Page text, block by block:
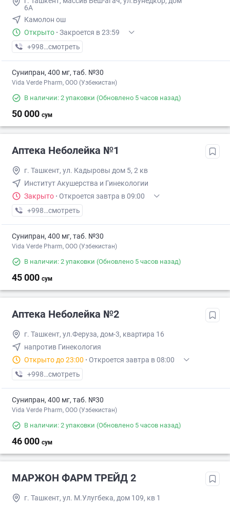
6А
Камолон ош
Открыто · Закроется в 23:59
+998 (71) XXX-XX-XX
смотреть
Сунипран, 400 мг, таб. №30
Vida Verde Pharm, ООО (Узбекистан)
В наличии: 2 упаковки (Обновлено 5 часов назад)
50 000 сум
Аптека Неболейка №1
г. Ташкент, ул. Кадыровы дом 5, 2 кв
Институт Акушерства и Гинекологии
Закрыто · Откроется завтра в 09:00
+998 (71) XXX-XX-XX
смотреть
Сунипран, 400 мг, таб. №30
Vida Verde Pharm, ООО (Узбекистан)
В наличии: 2 упаковки (Обновлено 5 часов назад)
45 000 сум
Аптека Неболейка №2
г. Ташкент, ул.Феруза, дом-3, квартира 16
напротив Гинекология
Открыто до 23:00 · Откроется завтра в 08:00
+998 (71) XXX-XX-XX
смотреть
Сунипран, 400 мг, таб. №30
Vida Verde Pharm, ООО (Узбекистан)
В наличии: 2 упаковки (Обновлено 5 часов назад)
46 000 сум
МАРЖОН ФАРМ ТРЕЙД 2
г. Ташкент, ул. М.Улугбека, дом 109, кв 1